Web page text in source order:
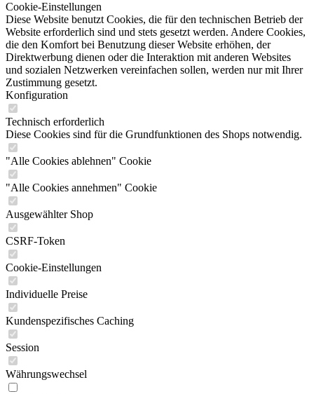
Cookie-Einstellungen
Diese Website benutzt Cookies, die für den technischen Betrieb der
Website erforderlich sind und stets gesetzt werden. Andere Cookies,
die den Komfort bei Benutzung dieser Website erhöhen, der
Direktwerbung dienen oder die Interaktion mit anderen Websites
und sozialen Netzwerken vereinfachen sollen, werden nur mit Ihrer
Zustimmung gesetzt.
Konfiguration
Technisch erforderlich
Diese Cookies sind für die Grundfunktionen des Shops notwendig.
"Alle Cookies ablehnen" Cookie
"Alle Cookies annehmen" Cookie
Ausgewählter Shop
CSRF-Token
Cookie-Einstellungen
Individuelle Preise
Kundenspezifisches Caching
Session
Währungswechsel